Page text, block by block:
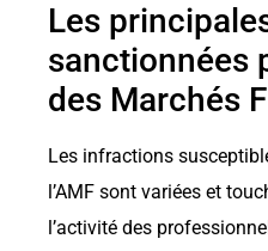
Les
sanctionnées
des Marchés
Les infractions
l’AMF sont variées et
l’activité des